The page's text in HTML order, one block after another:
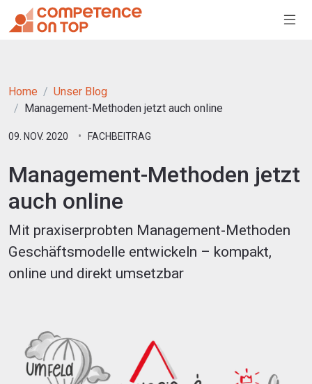
Home
Unser Blog
Management-Methoden jetzt auch online
09. NOV. 2020 FACHBEITRAG
Management-Methoden jetzt
auch online
Mit praxiserprobten Management-Methoden
Geschäftsmodelle entwickeln – kompakt,
online und direkt umsetzbar